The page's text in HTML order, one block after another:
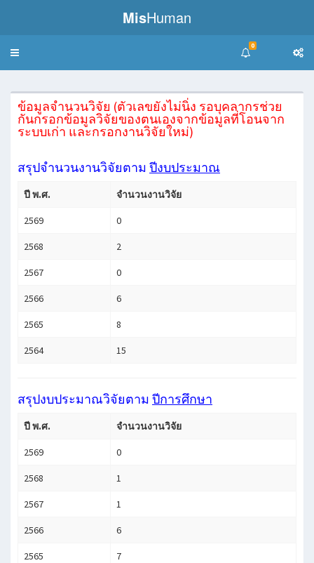
MisHuman
Toggle
0
ข้อมูลจำนวนวิจัย (ตัวเลขยังไม่นิ่ง รอบุคลากรช่วย
กันกรอกข้อมูลวิจัยของตนเองจากข้อมูลที่โอนจาก
ระบบเก่า และกรอกงานวิจัยใหม่)
สรุปจำนวนงานวิจัยตาม ปีงบประมาณ
ปี พ.ศ. จำนวนงานวิจัย
2569 0
2568 2
2567 0
2566 6
2565 8
2564 15
สรุปงบประมาณวิจัยตาม ปีการศึกษา
ปี พ.ศ. จำนวนงานวิจัย
2569 0
2568 1
2567 1
2566 6
2565 7